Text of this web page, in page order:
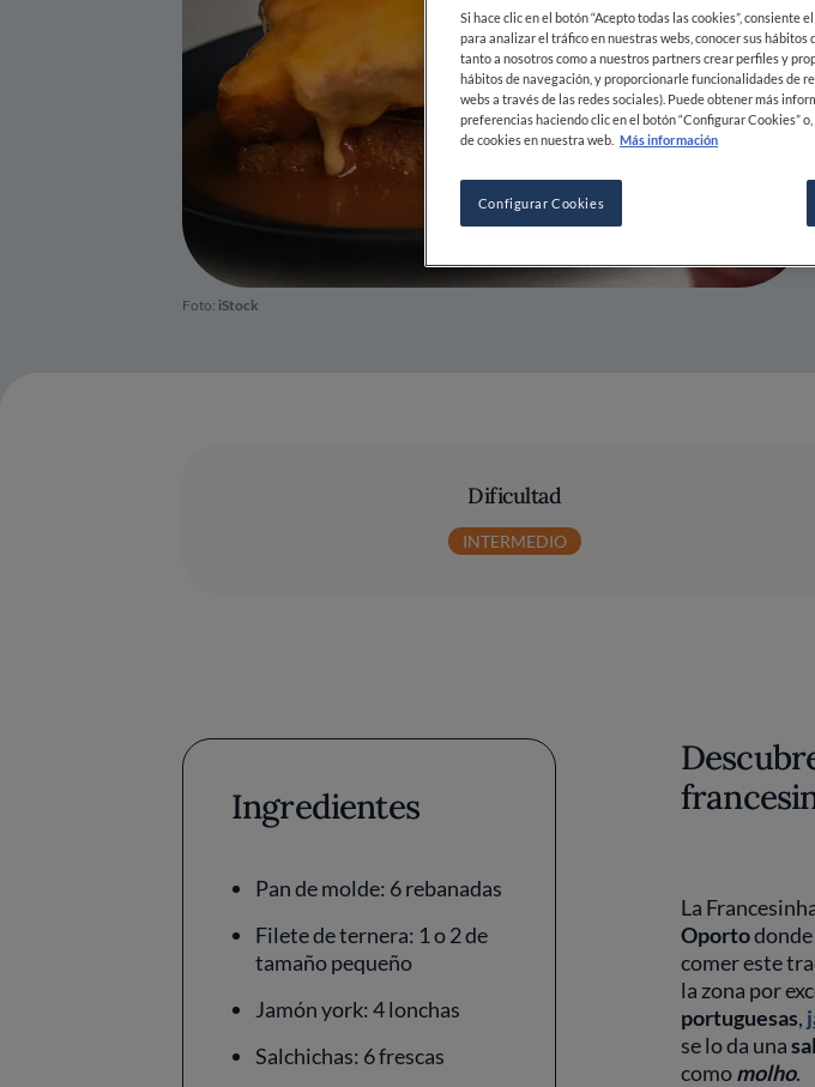
Foto: iStock
Dificultad
INTERMEDIO
Ingredientes
Pan de molde: 6 rebanadas
Filete de ternera: 1 o 2 de
tamaño pequeño
Jamón york: 4 lonchas
Salchichas: 6 frescas
La
Oportodonde
comer este
la zona por
portuguesas,
se lo da una
comomolho.
Si hace clic en el botón “Acepto todas las cookies”,
para analizar el tráfico en nuestras webs, conocer sus
tanto a nosotros como a nuestros partners crear perfiles y
hábitos de navegación, y proporcionarle funcionalidades de
webs a través de las redes sociales). Puede obtener más
preferencias haciendo clic en el botón “Configurar Cookies”
de cookies en nuestra web. Más información
Configurar Cookies